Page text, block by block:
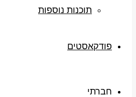
תוכנות נוספות
פודקאסטים
חברתי